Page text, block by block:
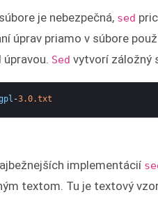
je nebezpečná, sed
úprav priamo v súbore
Sed vytvorí záložný
-3.0.txt
implementácií
textom. Tu je textový